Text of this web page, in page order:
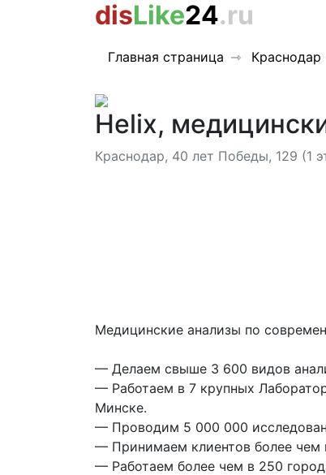
disLike24.ru
Главная страница Краснодар
Helix,
Краснодар, 40 лет Победы, 129 (1
Медицинские анализы по
— Делаем свыше 3 600 видов
— Работаем в 7 крупных
Минске.
— Проводим 5 000 000
— Принимаем клиентов более чем
— Работаем более чем в 250